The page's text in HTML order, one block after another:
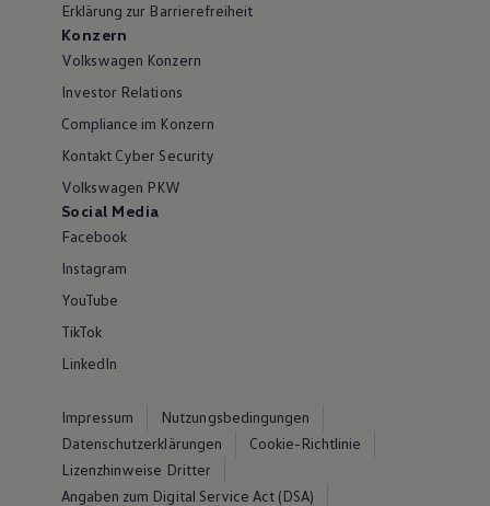
Erklärung zur Barrierefreiheit
Konzern
Volkswagen Konzern
Investor Relations
Compliance im Konzern
Kontakt Cyber Security
Volkswagen PKW
Social Media
Facebook
Instagram
YouTube
TikTok
LinkedIn
Impressum
Nutzungsbedingungen
Datenschutzerklärungen
Cookie-Richtlinie
Lizenzhinweise Dritter
Angaben zum Digital Service Act (DSA)